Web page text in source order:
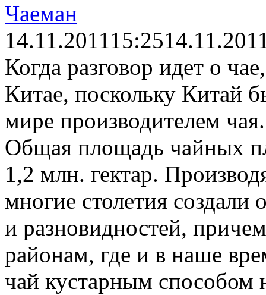
Чаеман
14.11.201115:25
Когда разговор идет о
Китае, поскольку Китай
мире производителем чая.
Общая площадь чайных
1,2 млн. гектар.
многие столетия создали
и разновидностей,
районам, где и в наше
чай кустарным способом